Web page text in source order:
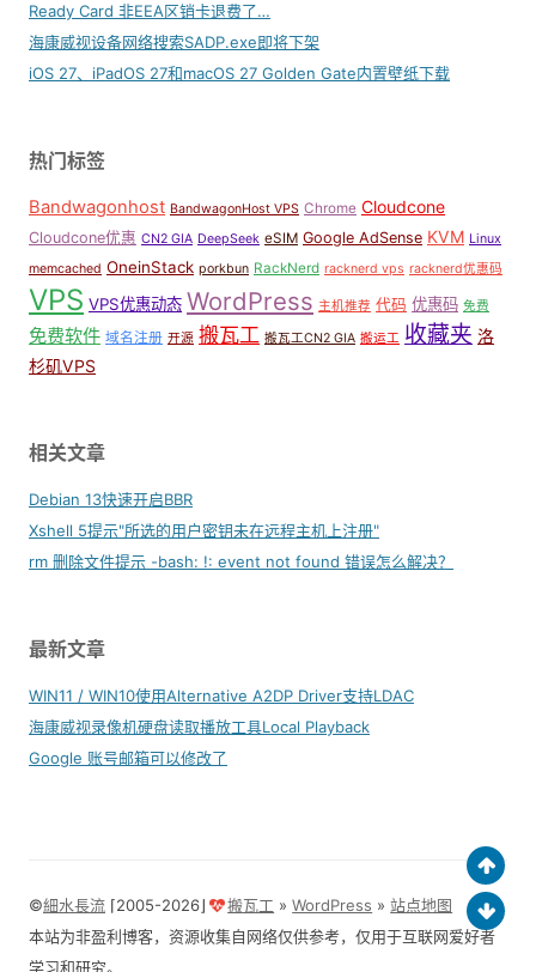
Ready Card 非EEA区销卡退费了…
海康威视设备网络搜索SADP.exe即将下架
iOS 27、iPadOS 27和macOS 27 Golden Gate内置壁纸下载
热门标签
Bandwagonhost BandwagonHost VPS Chrome Cloudcone
Cloudcone优惠 CN2 GIA DeepSeek eSIM Google AdSense KVM Linux
memcached OneinStack porkbun RackNerd racknerd vps racknerd优惠码
VPS VPS优惠动态 WordPress 主机推荐 代码 优惠码 免费
免费软件 域名注册 开源 搬瓦工 搬瓦工CN2 GIA 搬运工 收藏夹 洛
杉矶VPS
相关文章
Debian 13快速开启BBR
Xshell 5提示"所选的用户密钥未在远程主机上注册"
rm 删除文件提示 -bash: !: event not found 错误怎么解决？
最新文章
WIN11 / WIN10使用Alternative A2DP Driver支持LDAC
海康威视录像机硬盘读取播放工具Local Playback
Google 账号邮箱可以修改了
©細水長流 ⌈2005-2026⌋ 搬瓦工 »WordPress »站点地图
本站为非盈利博客，资源收集自网络仅供参考，仅用于互联网爱好者
学习和研究。